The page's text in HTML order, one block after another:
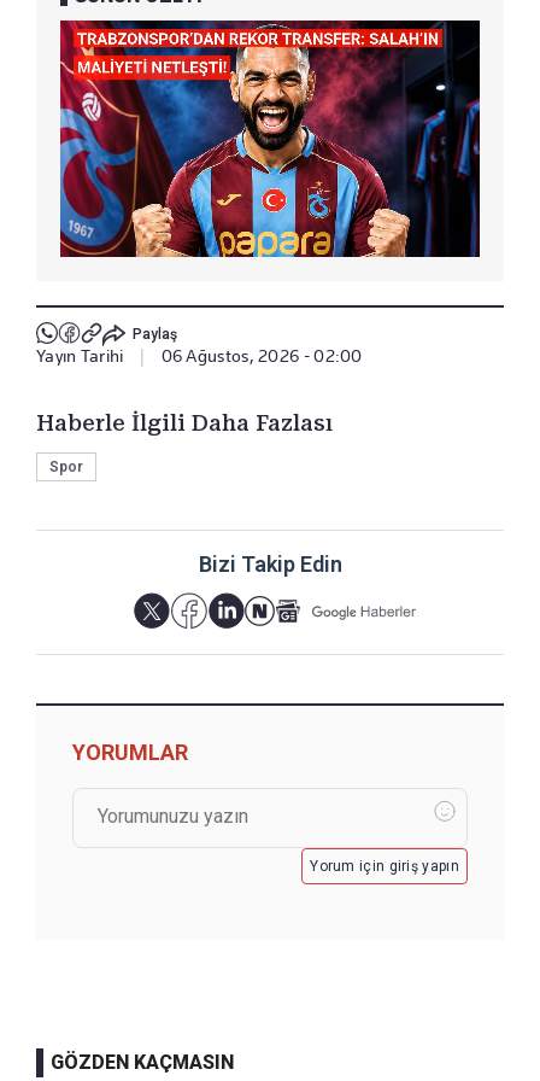
Paylaş
Yayın Tarihi 06 Ağustos, 2026 - 02:00
Haberle İlgili Daha Fazlası
Spor
Bizi Takip Edin
YORUMLAR
Yorum için giriş yapın
GÖZDEN KAÇMASIN